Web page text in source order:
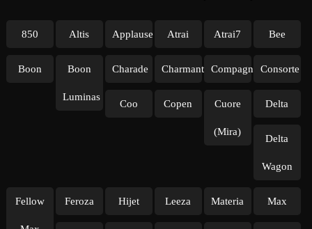
850 Altis Applause Atrai Atrai7 Bee
Boon Boon
Luminas
Charade Charmant Compagno Consorte
Coo Copen Cuore
(Mira)
Delta
Delta
Wagon
Fellow Feroza Hijet Leeza Materia Max